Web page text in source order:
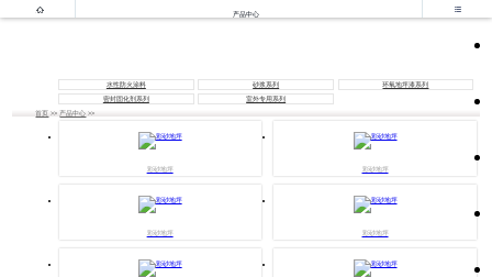

产品中心

水性防火涂料 砂浆系列 环氧地坪漆系列
密封固化剂系列 室外专用系列
首页 >> 产品中心 >>
彩砂地坪 彩砂地坪
彩砂地坪 彩砂地坪